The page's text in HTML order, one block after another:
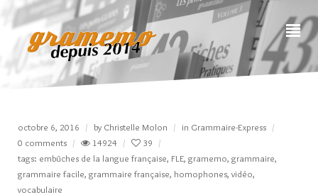
octobre 6, 2016 by Christelle Molon in Grammaire-Express
0 comments
14924
39
tags: embûches de la langue française, FLE, gramemo, grammaire,
grammaire facile, grammaire française, homophones,vidéo,
vocabulaire